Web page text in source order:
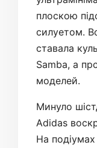
плоскою
силуетом.
ставала
Samba, а
моделей.
Минуло
Adidas
На